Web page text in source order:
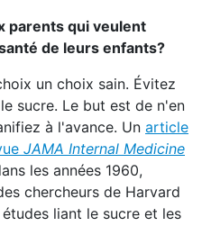
parents qui veulent
de leurs enfants?
un choix sain. Évitez
sucre. Le but est de n'en
à l'avance. Un article
JAMA Internal Medicine
les années 1960,
chercheurs de Harvard
liant le sucre et les